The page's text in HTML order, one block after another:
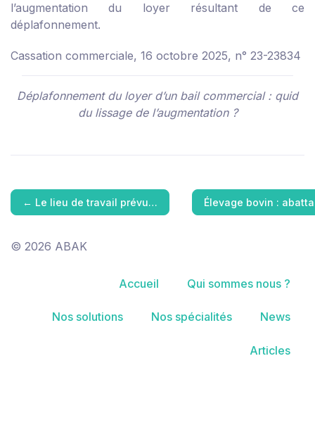
l’augmentation du loyer résultant de ce
déplafonnement.
Cassation commerciale, 16 octobre 2025, n° 23-23834
Déplafonnement du loyer d’un bail commercial : quid
du lissage de l’augmentation ?
← Le lieu de travail prévu… Élevage bovin :
© 2026 ABAK
Accueil Qui sommes nous ?
Nos solutions Nos spécialités News
Articles